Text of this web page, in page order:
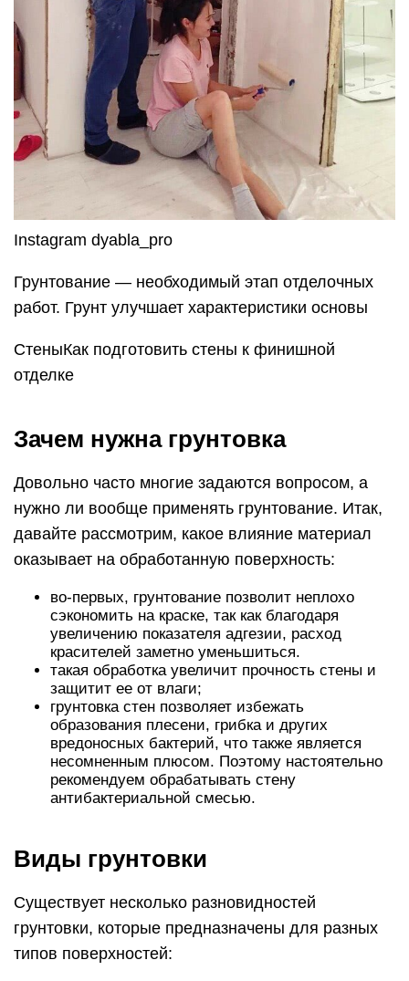
Instagram dyabla_pro
Грунтование — необходимый этап отделочных
работ. Грунт улучшает характеристики основы
СтеныКак подготовить стены к финишной
отделке
Зачем нужна грунтовка
Довольно часто многие задаются вопросом, а
нужно ли вообще применять грунтование. Итак,
давайте рассмотрим, какое влияние материал
оказывает на обработанную поверхность:
во-первых, грунтование позволит неплохо
сэкономить на краске, так как благодаря
увеличению показателя адгезии, расход
красителей заметно уменьшиться.
такая обработка увеличит прочность стены и
защитит ее от влаги;
грунтовка стен позволяет избежать
образования плесени, грибка и других
вредоносных бактерий, что также является
несомненным плюсом. Поэтому настоятельно
рекомендуем обрабатывать стену
антибактериальной смесью.
Виды грунтовки
Существует несколько разновидностей
грунтовки, которые предназначены для разных
типов поверхностей: